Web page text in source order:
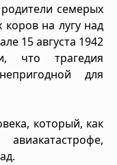
семерых
коров на лугу над
15 августа 1942
что трагедия
для
который, как